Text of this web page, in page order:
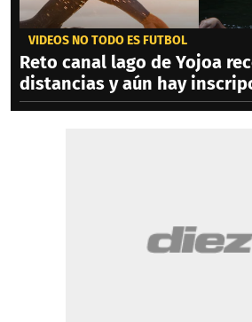
VIDEOS NO TODO ES FÚTBOL
Reto canal lago de Yojoa
distancias y aún hay